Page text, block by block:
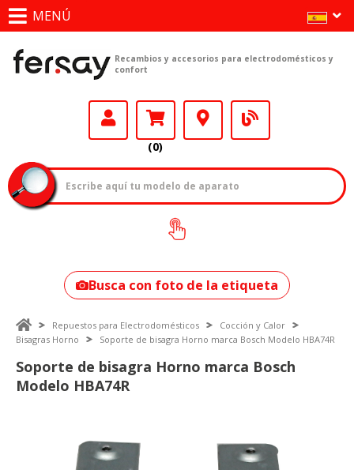
MENÚ
Recambios y accesorios para electrodomésticos y
confort
(0)
¿Cómo encontrar
tu modelo?
Busca con foto de la etiqueta
Repuestos para Electrodomésticos
Cocción y Calor
Bisagras Horno
Soporte de bisagra Horno marca Bosch Modelo HBA74R
Soporte de bisagra Horno marca Bosch
Modelo HBA74R